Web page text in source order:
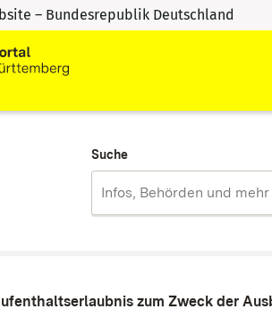
– Bundesrepublik Deutschland
Suche
zum Zweck der